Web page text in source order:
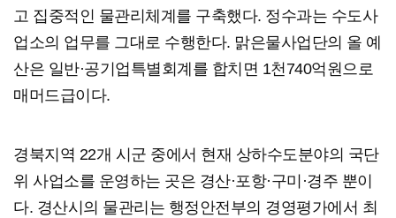
고 집중적인 물관리체계를 구축했다. 정수과는 수도사
업소의 업무를 그대로 수행한다. 맑은물사업단의 올 예
산은 일반·공기업특별회계를 합치면 1천740억원으로
매머드급이다.
경북지역 22개 시군 중에서 현재 상하수도분야의 국단
위 사업소를 운영하는 곳은 경산·포항·구미·경주 뿐이
다. 경산시의 물관리는 행정안전부의 경영평가에서 최